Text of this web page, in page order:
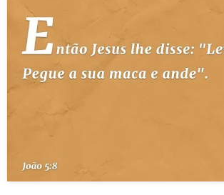
10 MANDAMENTOS
ESTUDOS BÍBLICOS
ESBOÇOS DE PREGAÇÃO
PERGUNTE À BÍBLIA